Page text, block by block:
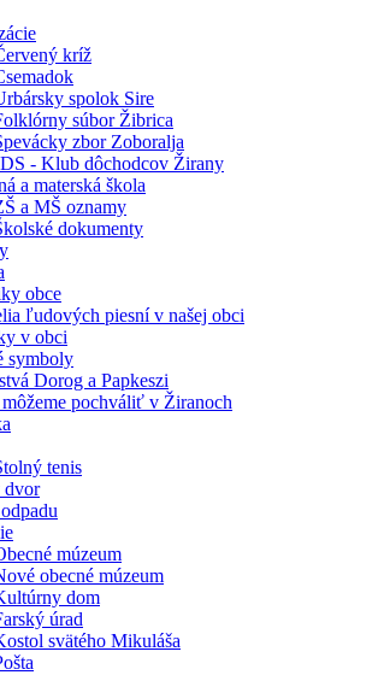
kríž
spolok Sire
súbor Žibrica
zbor Zoboralja
- Klub dôchodcov Žirany
a materská škola
a MŠ oznamy
dokumenty
obce
ľudových piesní v našej obci
v obci
symboly
Dorog a Papkeszi
pochváliť v Žiranoch
tenis
dvor
múzeum
obecné múzeum
dom
úrad
svätého Mikuláša